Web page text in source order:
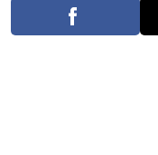
Destinations
Voyage nature
Voyage de noces